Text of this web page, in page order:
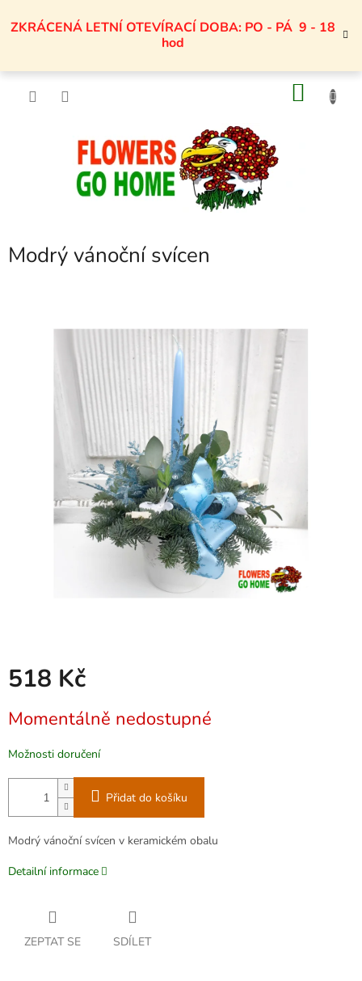
naZKRÁCENÁ LETNÍ OTEVÍRACÍ DOBA: PO - PÁ 9 - 18
hod
Modrý vánoční svícen
518 Kč
cena:
Momentálně nedostupné
Možnosti doručení
Přidat do košíku
Modrý vánoční svícen v keramickém obalu
Detailní informace
ZEPTAT SE SDÍLET